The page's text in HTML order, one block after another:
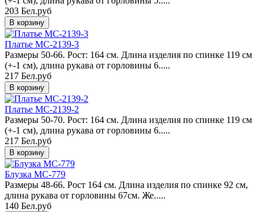
203 Бел.руб
Платье MC-2139-3
Размеры 50-66. Рост: 164 см. Длина изделия по спинке 119 см
(+-1 см), длина рукава от горловины 6.....
217 Бел.руб
Платье MC-2139-2
Размеры 50-70. Рост: 164 см. Длина изделия по спинке 119 см
(+-1 см), длина рукава от горловины 6.....
217 Бел.руб
Блузка MC-779
Размеры 48-66. Рост 164 см. Длина изделия по спинке 92 см,
длина рукава от горловины 67см. Же.....
140 Бел.руб